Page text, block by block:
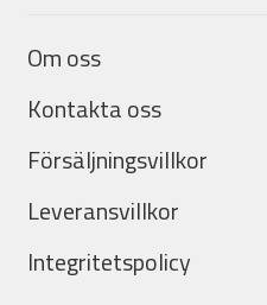
Om oss
Kontakta oss
Försäljningsvillkor
Leveransvillkor
Integritetspolicy